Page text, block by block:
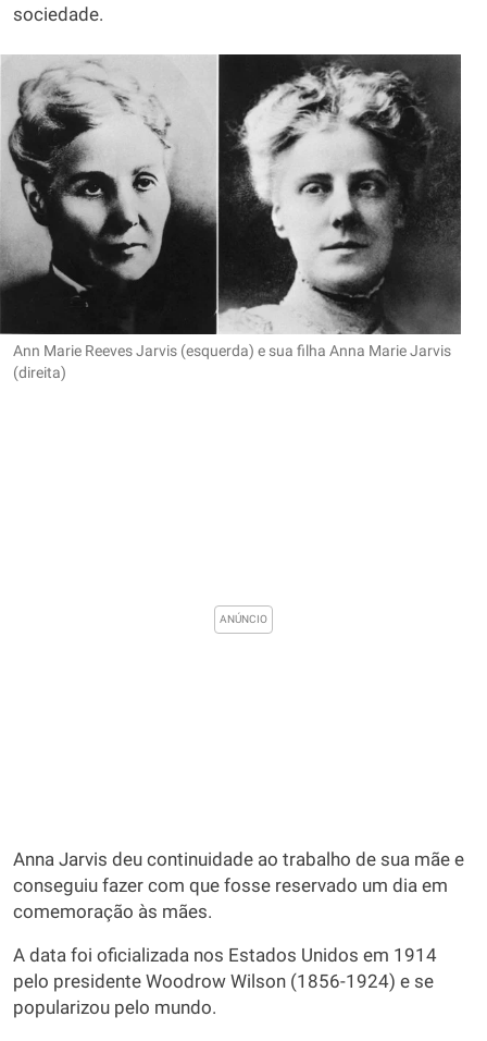
sociedade.
Ann Marie Reeves Jarvis (esquerda) e sua filha Anna Marie Jarvis
(direita)
Anna Jarvis deu continuidade ao trabalho de sua mãe e
conseguiu fazer com que fosse reservado um dia em
comemoração às mães.
A data foi oficializada nos Estados Unidos em 1914
pelo presidente Woodrow Wilson (1856-1924) e se
popularizou pelo mundo.